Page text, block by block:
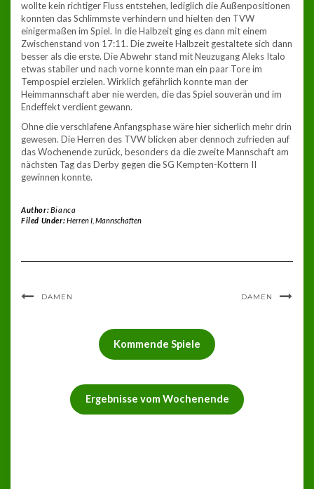
wollte kein richtiger Fluss entstehen, lediglich die Außenpositionen
konnten das Schlimmste verhindern und hielten den TVW
einigermaßen im Spiel. In die Halbzeit ging es dann mit einem
Zwischenstand von 17:11. Die zweite Halbzeit gestaltete sich dann
besser als die erste. Die Abwehr stand mit Neuzugang Aleks Italo
etwas stabiler und nach vorne konnte man ein paar Tore im
Tempospiel erzielen. Wirklich gefährlich konnte man der
Heimmannschaft aber nie werden, die das Spiel souverän und im
Endeffekt verdient gewann.
Ohne die verschlafene Anfangsphase wäre hier sicherlich mehr drin
gewesen. Die Herren des TVW blicken aber dennoch zufrieden auf
das Wochenende zurück, besonders da die zweite Mannschaft am
nächsten Tag das Derby gegen die SG Kempten-Kottern II
gewinnen konnte.
Author:Bianca
Filed Under:Herren I, Mannschaften
DAMEN DAMEN
Kommende Spiele
Ergebnisse vom Wochenende